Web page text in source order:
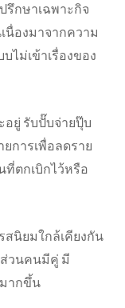
รึกษาเฉพาะกิจ
องมาจากความ
ไม่เข้าเรื่องของ
อยู่ รับปั๊บจ่ายปุ๊บ
การเพื่อลดราย
ที่ตกเบิกไว้หรือ
สนิยมใกล้เคียงกัน
วนคนมีคู่ มี
ากขึ้น